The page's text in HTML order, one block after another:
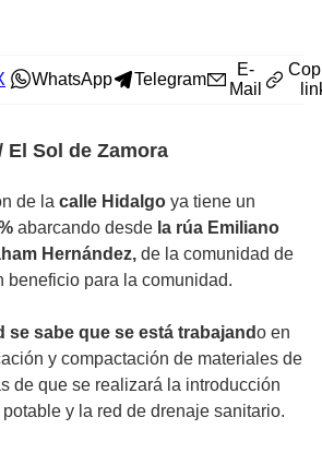
WhatsApp Telegram
E-
Mail
Sol de Zamora
de la calle Hidalgo ya tiene un
abarcando desde la rúa Emiliano
Hernández, de la comunidad de
beneficio para la comunidad.
se sabe que se está trabajando en
y compactación de materiales de
de que se realizará la introducción
y la red de drenaje sanitario.